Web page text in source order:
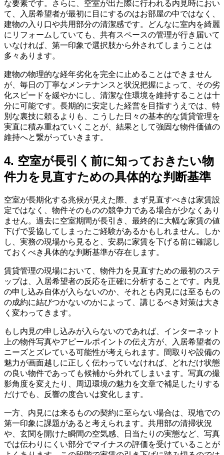
な要素です。さらに、空室が出た際に行われる内見時におい
て、入居希望者が最初に目にするのはお部屋の中ではなく、
建物の入り口や共用部分の清潔感です。どんなに室内を綺麗
にリフォームしていても、共有スペースの管理が行き届いて
いなければ、第一印象で選択肢から外されてしまうことは
多々あります。
建物の物理的な経年劣化を完全に止めることはできません
が、毎日の丁寧なメンテナンスと状況把握によって、その劣
化スピードを緩やかにし、清潔な住環境を維持することは十
分に可能です。長期的に安定した経営を目指すうえでは、特
別な裏技に頼るよりも、こうした日々の基本的な賃貸管理を
実直に積み重ねていくことが、結果として強固な物件価値の
維持へと繋がっていきます。
4. 空室が長引く前に知っておきたい物
件力を見直すための具体的な判断基準
空室が長期化する兆候が見えた際、まず見直すべきは家賃設
定ではなく、物件そのものの競争力である場合が少なくあり
ません。過去に空室期間が長引き、最終的に大幅な家賃の値
下げで妥協してしまったご経験があるかもしれません。しか
し、実務の現場から見ると、安易に家賃を下げる前に確認し
ておくべき具体的な判断基準が存在します。
賃貸管理の現場において、物件力を見直すための最初のステ
ップは、入居希望者の反応を正確に分析することです。内見
の申し込み自体が入らないのか、それとも内見には至るもの
の成約に結びつかないのかによって、講じるべき対策は大き
く変わってきます。
もし内見の申し込みが入らないのであれば、インターネット
上の物件写真やアピールポイントの伝え方が、入居希望者の
ニーズとズレている可能性が考えられます。間取りや設備の
魅力が画面越しに正しく伝わっていなければ、どれだけ状態
の良い物件であっても候補から外れてしまいます。写真の撮
影角度を変えたり、周辺環境の魅力を文章で補足したりする
だけでも、反響の度合いは変化します。
一方、内見には来るものの契約に至らない場合は、現地での
第一印象に課題があると考えられます。共用部の清掃状況
や、玄関を開けた瞬間の空気感、日当たりの実態など、写真
では伝わりにくい部分でマイナスの評価を受けていることが